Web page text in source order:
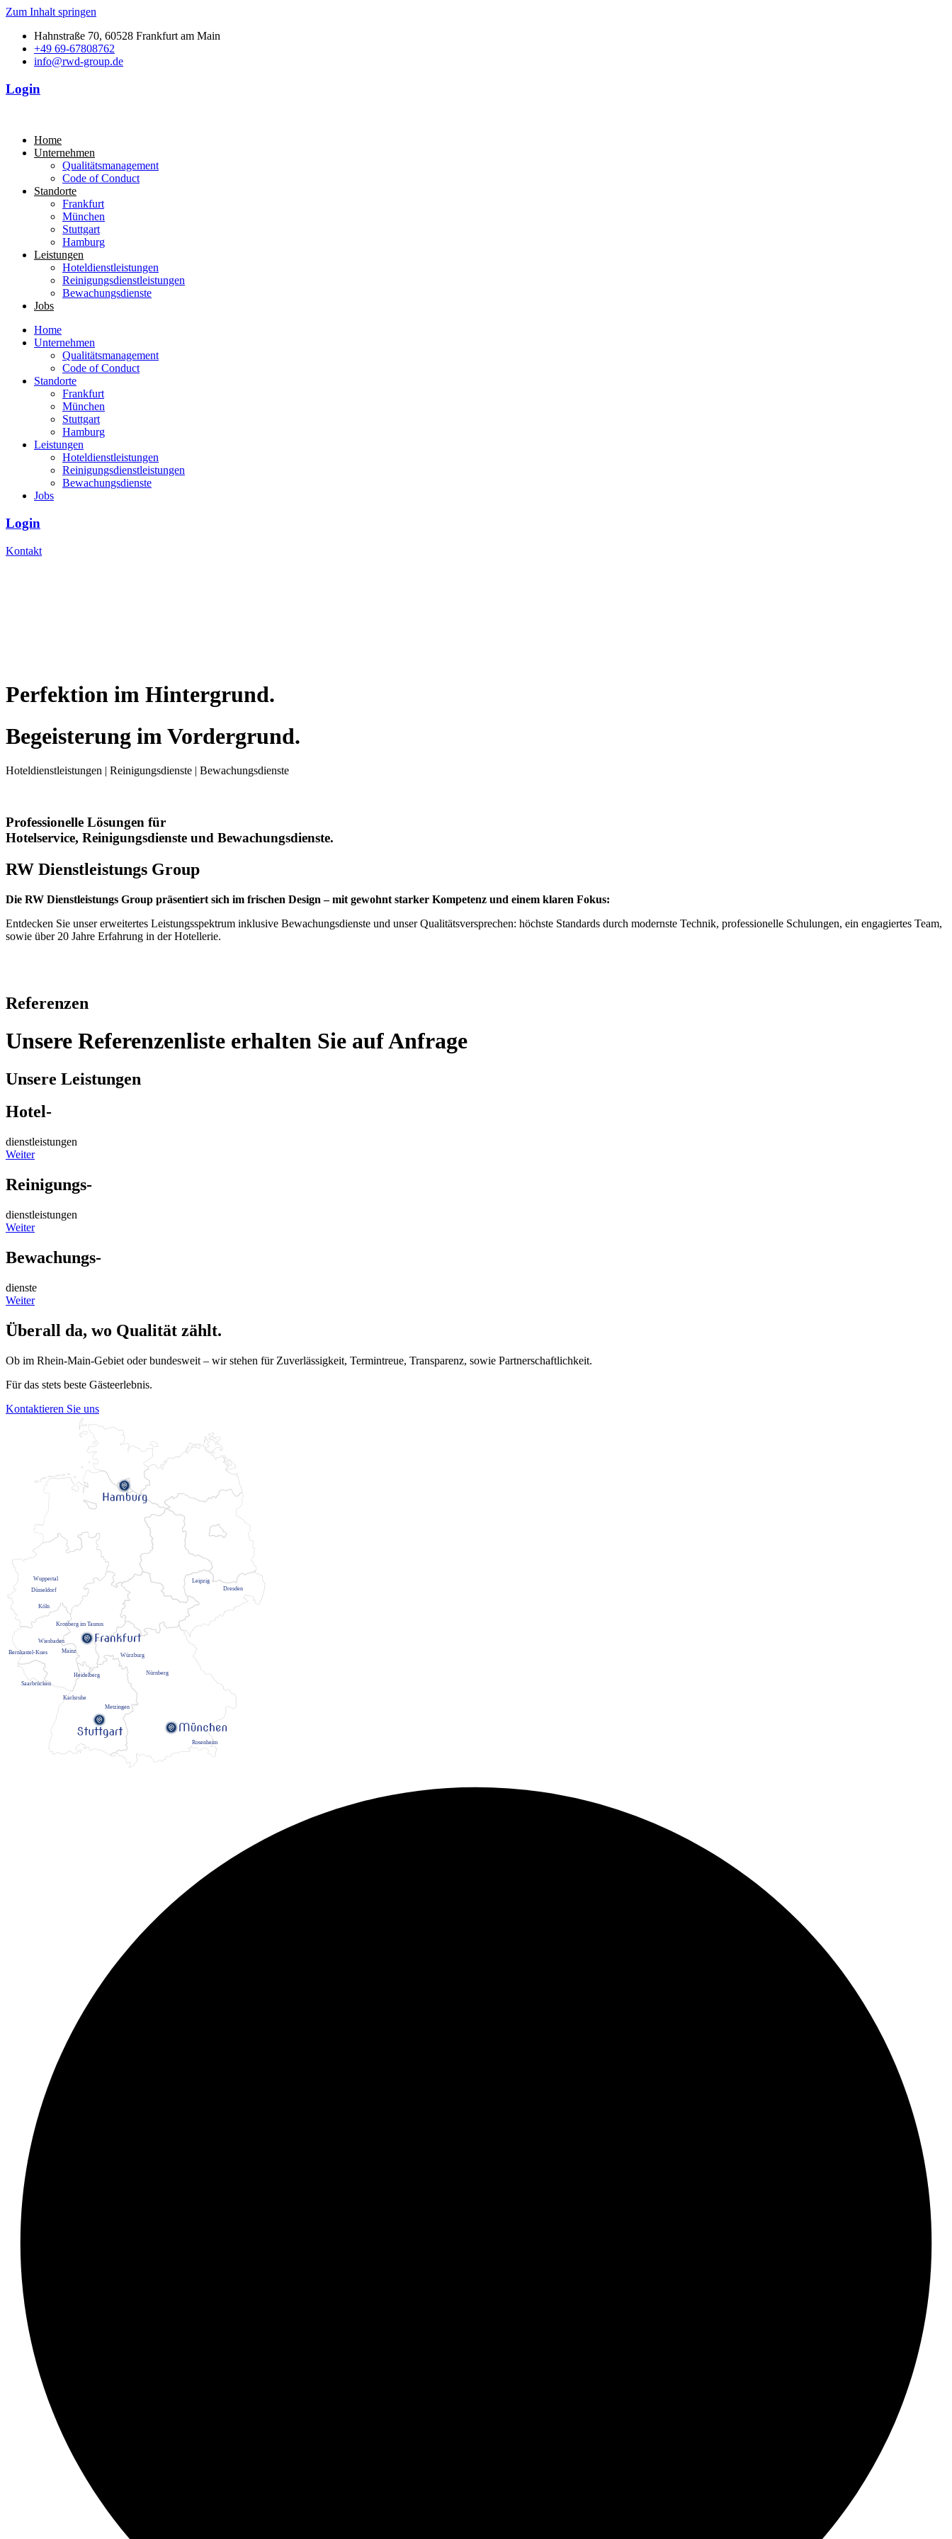
Zum Inhalt springen
Hahnstraße 70, 60528 Frankfurt am Main
+49 69-67808762
info@rwd-group.de
Login
Home
Unternehmen
Qualitätsmanagement
Code of Conduct
Standorte
Frankfurt
München
Stuttgart
Hamburg
Leistungen
Hoteldienstleistungen
Reinigungsdienstleistungen
Bewachungsdienste
Jobs
Home
Unternehmen
Qualitätsmanagement
Code of Conduct
Standorte
Frankfurt
München
Stuttgart
Hamburg
Leistungen
Hoteldienstleistungen
Reinigungsdienstleistungen
Bewachungsdienste
Jobs
Login
Kontakt
Perfektion im Hintergrund.
Begeisterung im Vordergrund.
Hoteldienstleistungen | Reinigungsdienste | Bewachungsdienste
Professionelle Lösungen für
Hotelservice, Reinigungsdienste und Bewachungsdienste.
RW Dienstleistungs Group
Die RW Dienstleistungs Group präsentiert sich im frischen Design – mit gewohnt starker Kompetenz und einem klaren Fokus:
Entdecken Sie unser erweitertes Leistungsspektrum inklusive Bewachungsdienste und unser Qualitätsversprechen: höchste Standards durch modernste Technik, professionelle Schulungen, ein engagiertes Team,
sowie über 20 Jahre Erfahrung in der Hotellerie.
Referenzen
Unsere Referenzenliste erhalten Sie aufAnfrage
Unsere Leistungen
Hotel-
dienstleistungen
Weiter
Reinigungs-
dienstleistungen
Weiter
Bewachungs-
dienste
Weiter
Überall da, wo Qualität zählt.
Ob im Rhein-Main-Gebiet oder bundesweit – wir stehen für Zuverlässigkeit, Termintreue, Transparenz, sowie Partnerschaftlichkeit.
Für das stets beste Gästeerlebnis.
Kontaktieren Sie uns